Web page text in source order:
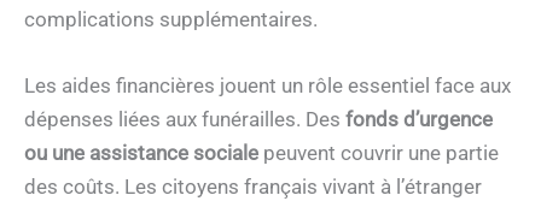
complications supplémentaires.
Les aides financières jouent un rôle essentiel face aux
dépenses liées aux funérailles. Des fonds d’urgence
ou une assistance sociale peuvent couvrir une partie
des coûts. Les citoyens français vivant à l’étranger